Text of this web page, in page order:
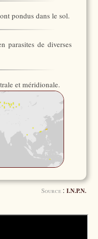
pondus dans le sol.
parasites de diverses
et méridionale.
Source : I.N.P.N.